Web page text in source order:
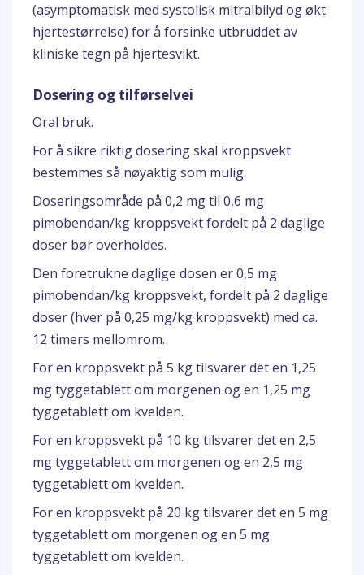
(asymptomatisk med systolisk mitralbilyd og økt
hjertestørrelse) for å forsinke utbruddet av
kliniske tegn på hjertesvikt.
Dosering og tilførselvei
Oral bruk.
For å sikre riktig dosering skal kroppsvekt
bestemmes så nøyaktig som mulig.
Doseringsområde på 0,2 mg til 0,6 mg
pimobendan/kg kroppsvekt fordelt på 2 daglige
doser bør overholdes.
Den foretrukne daglige dosen er 0,5 mg
pimobendan/kg kroppsvekt, fordelt på 2 daglige
doser (hver på 0,25 mg/kg kroppsvekt) med ca.
12 timers mellomrom.
For en kroppsvekt på 5 kg tilsvarer det en 1,25
mg tyggetablett om morgenen og en 1,25 mg
tyggetablett om kvelden.
For en kroppsvekt på 10 kg tilsvarer det en 2,5
mg tyggetablett om morgenen og en 2,5 mg
tyggetablett om kvelden.
For en kroppsvekt på 20 kg tilsvarer det en 5 mg
tyggetablett om morgenen og en 5 mg
tyggetablett om kvelden.